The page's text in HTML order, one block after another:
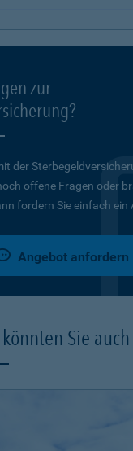
zur
der
offene Fragen oder
fordern Sie einfach ein
Angebot anfordern
Sie